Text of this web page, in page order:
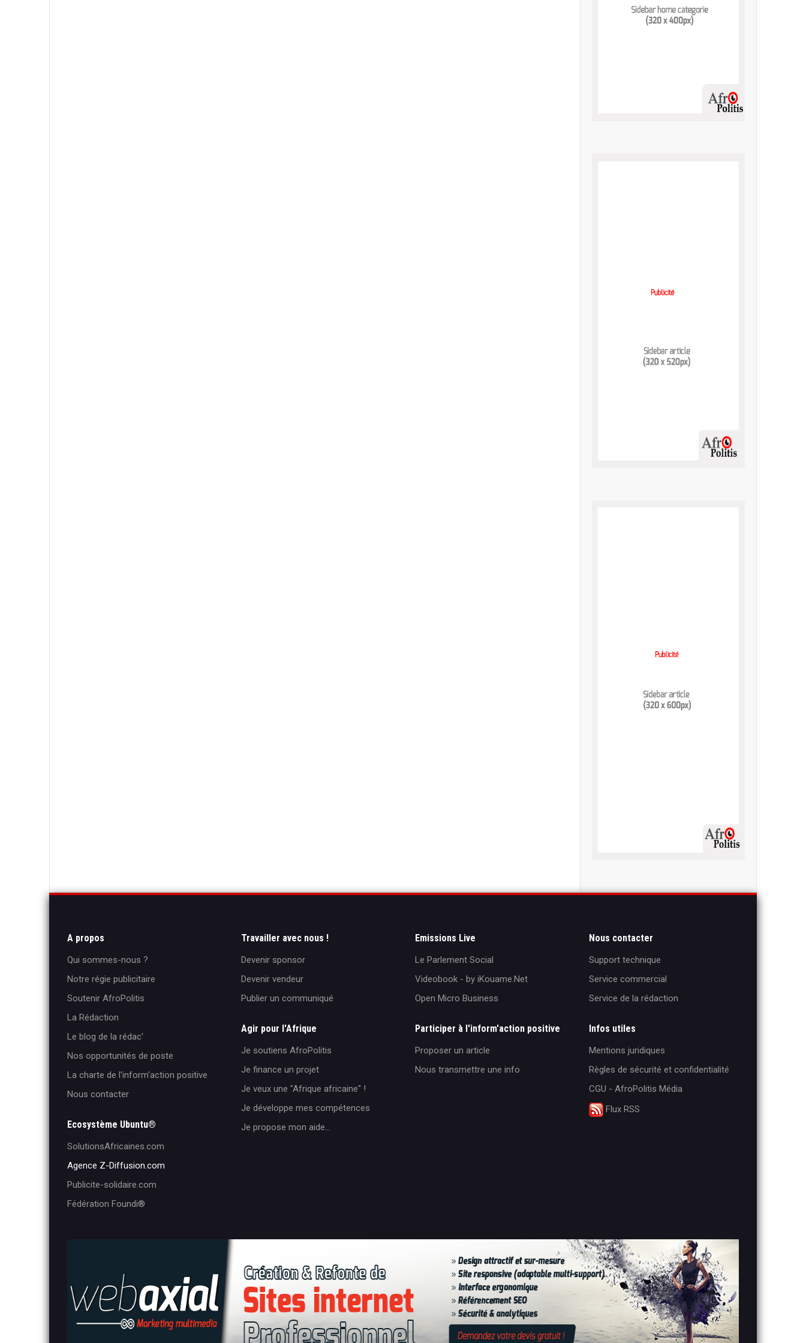
A propos
Qui sommes-nous ?
Notre régie publicitaire
Soutenir AfroPolitis
La Rédaction
Le blog de la rédac'
Nos opportunités de poste
La charte de l'inform'action positive
Nous contacter
Ecosystème Ubuntu®
SolutionsAfricaines.com
Agence Z-Diffusion.com
Publicite-solidaire.com
Fédération Foundi®️
Travailler avec nous !
Devenir sponsor
Devenir vendeur
Publier un communiqué
Agir pour l'Afrique
Je soutiens AfroPolitis
Je finance un projet
Je veux une "Afrique africaine" !
Je développe mes compétences
Je propose mon aide...
Emissions Live
Le Parlement Social
Videobook - by iKouame.Net
Open Micro Business
Participer à l'inform'action positive
Proposer un article
Nous transmettre une info
Nous contacter
Support technique
Service commercial
Service de la rédaction
Infos utiles
Mentions juridiques
Règles de sécurité et confidentialité
CGU - AfroPolitis Média
Flux RSS